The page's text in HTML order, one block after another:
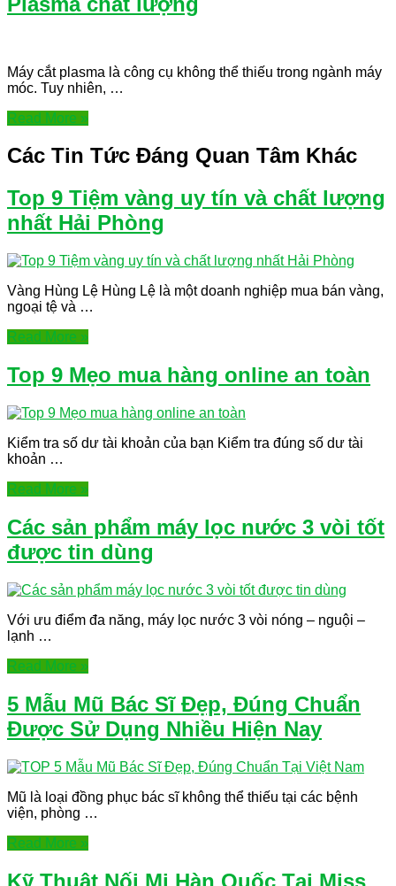
Máy cắt plasma là công cụ không thể thiếu trong ngành máy
móc. Tuy nhiên, …
Read More »
Các Tin Tức Đáng Quan Tâm Khác
Top 9 Tiệm vàng uy tín và chất lượng
nhất Hải Phòng
Vàng Hùng Lệ Hùng Lệ là một doanh nghiệp mua bán vàng,
ngoại tệ và …
Read More »
Top 9 Mẹo mua hàng online an toàn
Kiểm tra số dư tài khoản của bạn Kiểm tra đúng số dư tài
khoản …
Read More »
Các sản phẩm máy lọc nước 3 vòi tốt
được tin dùng
Với ưu điểm đa năng, máy lọc nước 3 vòi nóng – nguội –
lạnh …
Read More »
5 Mẫu Mũ Bác Sĩ Đẹp, Đúng Chuẩn
Được Sử Dụng Nhiều Hiện Nay
Mũ là loại đồng phục bác sĩ không thể thiếu tại các bệnh
viện, phòng …
Read More »
Kỹ Thuật Nối Mi Hàn Quốc Tại Miss